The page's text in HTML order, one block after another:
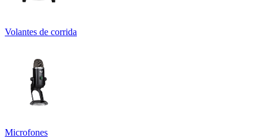
Volantes de corrida
Microfones